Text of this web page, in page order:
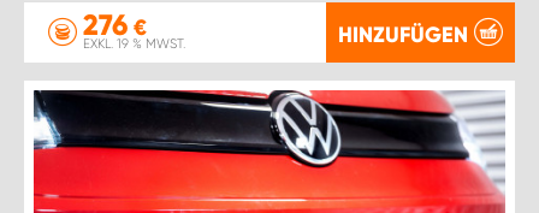
276 €
EXKL. 19 % MWST. HINZUFÜGEN